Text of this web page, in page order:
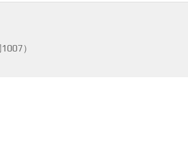
）